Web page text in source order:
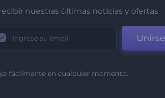
nuestras últimas noticias y ofertas
Unirse
fácilmente en cualquier momento.